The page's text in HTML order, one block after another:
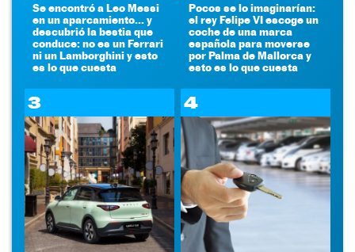
Se encontró a Leo Messi
en un aparcamiento... y
descubrió la bestia que
conduce: no es un Ferrari
ni un Lamborghini y esto
es lo que cuesta
Pocos se lo imaginarían:
el rey Felipe VI escoge un
coche de una marca
española para moverse
por Palma de Mallorca y
esto es lo que cuesta
3 4